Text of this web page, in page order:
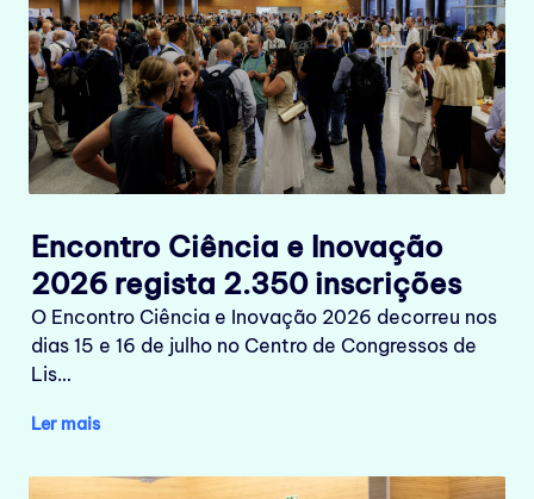
Encontro Ciência e Inovação
2026 regista 2.350 inscrições
O Encontro Ciência e Inovação 2026 decorreu nos
dias 15 e 16 de julho no Centro de Congressos de
Lis…
Ler mais